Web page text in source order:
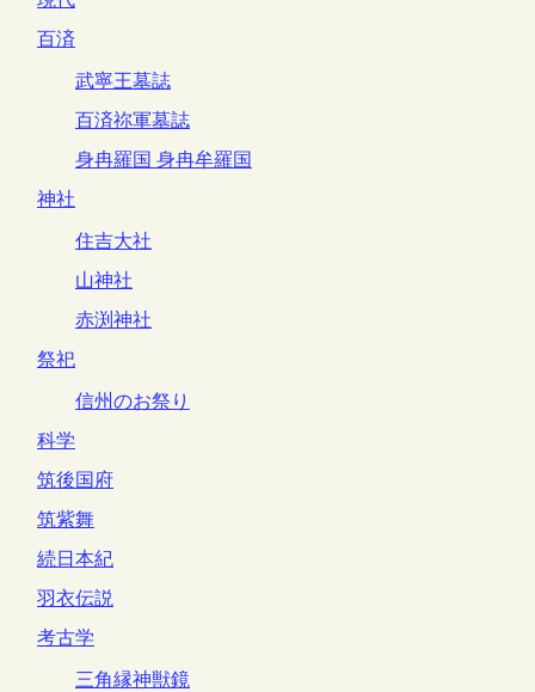
百済
武寧王墓誌
百済祢軍墓誌
身冉羅国 身冉牟羅国
神社
住吉大社
山神社
赤渕神社
祭祀
信州のお祭り
科学
筑後国府
筑紫舞
続日本紀
羽衣伝説
考古学
三角縁神獣鏡